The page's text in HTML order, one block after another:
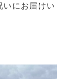
にお届けい